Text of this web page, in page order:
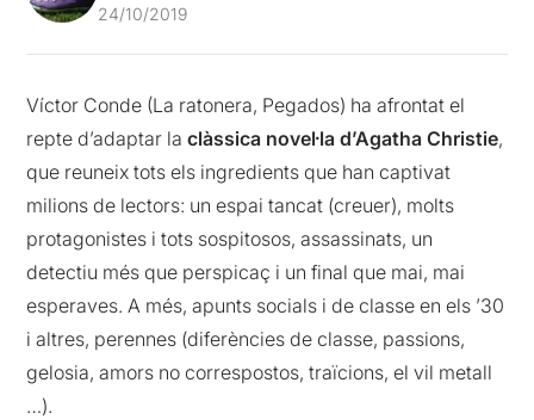
24/10/2019
Víctor Conde (La ratonera, Pegados) ha afrontat el
repte d’adaptar laclàssica novel·la d’Agatha Christie,
que reuneix tots els ingredients que han captivat
milions de lectors: un espai tancat (creuer), molts
protagonistes i tots sospitosos, assassinats, un
detectiu més que perspicaç i un final que mai, mai
esperaves. A més, apunts socials i de classe en els ’30
i altres, perennes (diferències de classe, passions,
gelosia, amors no correspostos, traïcions, el vil metall
…).